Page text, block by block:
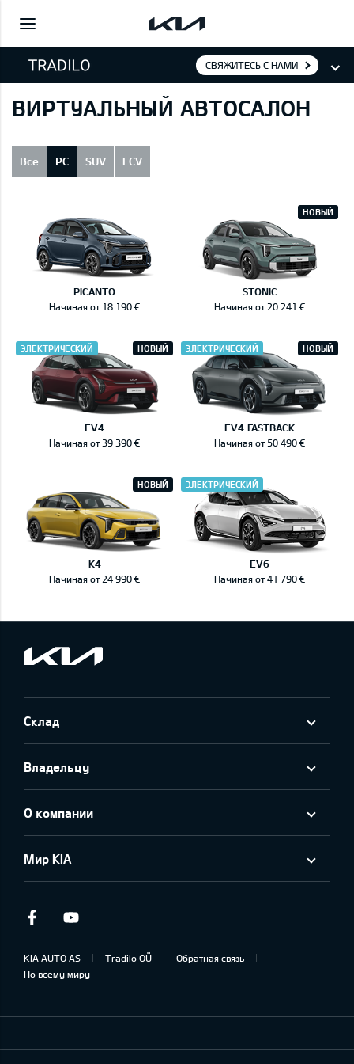
СВЯЖИТЕСЬ С НАМИ
ВИРТУАЛЬНЫЙ АВТОСАЛОН
Все PC SUV LCV
PICANTO
Начиная от 18 190 €
STONIC
НОВЫЙ
Начиная от 20 241 €
EV4
НОВЫЙ
ЭЛЕКТРИЧЕСКИЙ
Начиная от 39 390 €
EV4 FASTBACK
ЭЛЕКТРИЧЕСКИЙ НОВЫЙ
Начиная от 50 490 €
K4
НОВЫЙ
Начиная от 24 990 €
EV6
ЭЛЕКТРИЧЕСКИЙ
Начиная от 41 790 €
Склад
Владельцу
О компании
Мир KIA
Facebook
KIA AUTO AS Tradilo OÜ
Обратная связь
По всему миру